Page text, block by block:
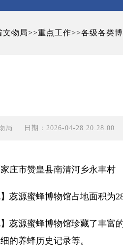
文物局>>重点工作>>各级各类
局 日期：2026-04-28 20:28:00
家庄市赞皇县南清河乡永丰村
】蕊源蜜蜂博物馆占地面积为
】蕊源蜜蜂博物馆珍藏了丰
的养蜂历史记录等。